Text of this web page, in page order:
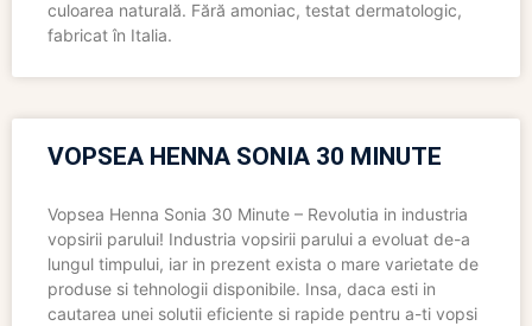
culoarea naturală. Fără amoniac, testat dermatologic,
fabricat în Italia.
VOPSEA HENNA SONIA 30 MINUTE
Vopsea Henna Sonia 30 Minute – Revolutia in industria
vopsirii parului! Industria vopsirii parului a evoluat de-a
lungul timpului, iar in prezent exista o mare varietate de
produse si tehnologii disponibile. Insa, daca esti in
cautarea unei solutii eficiente si rapide pentru a-ti vopsi